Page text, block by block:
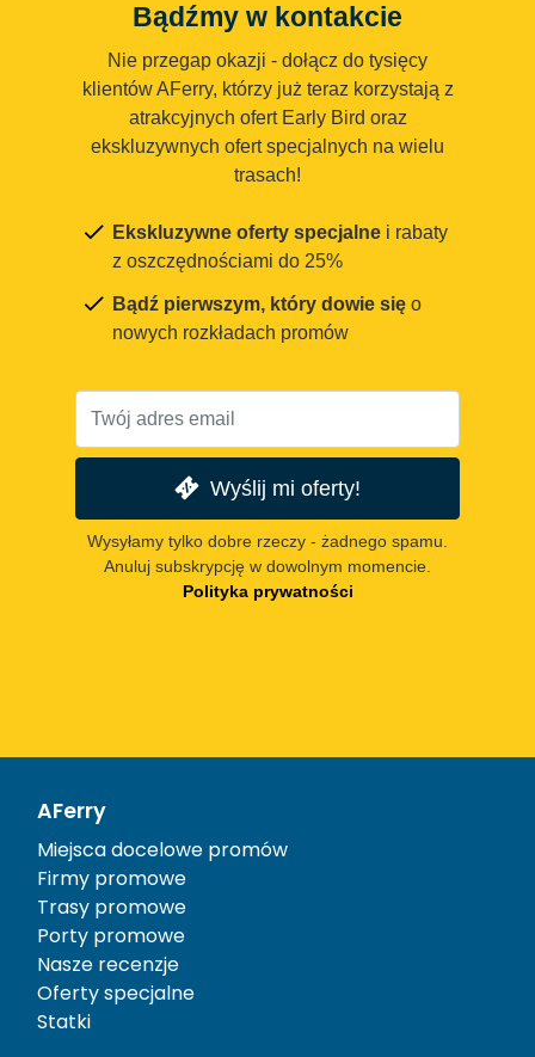
Bądźmy w kontakcie
Nie przegap okazji - dołącz do tysięcy
klientów AFerry, którzy już teraz korzystają z
atrakcyjnych ofert Early Bird oraz
ekskluzywnych ofert specjalnych na wielu
trasach!
Ekskluzywne oferty specjalne i rabaty
z oszczędnościami do 25%
Bądź pierwszym, który dowie się o
nowych rozkładach promów
Wyślij mi oferty!
Wysyłamy tylko dobre rzeczy - żadnego spamu.
Anuluj subskrypcję w dowolnym momencie.
Polityka prywatności
AFerry
Miejsca docelowe promów
Firmy promowe
Trasy promowe
Porty promowe
Nasze recenzje
Oferty specjalne
Statki